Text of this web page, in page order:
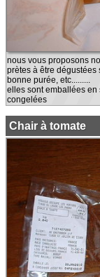
nous vous proposons
prètes à être dégustées
bonne purée, etc.........
elles sont emballées en
congelées
Chair à tomate